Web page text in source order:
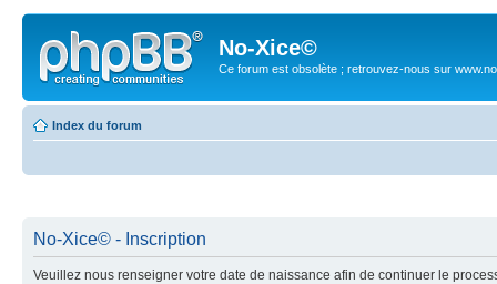
No-Xice©
Ce forum est obsolète ; retrouvez-nous sur
Index du forum
No-Xice© - Inscription
Veuillez nous renseigner votre date de naissance afin de continuer le